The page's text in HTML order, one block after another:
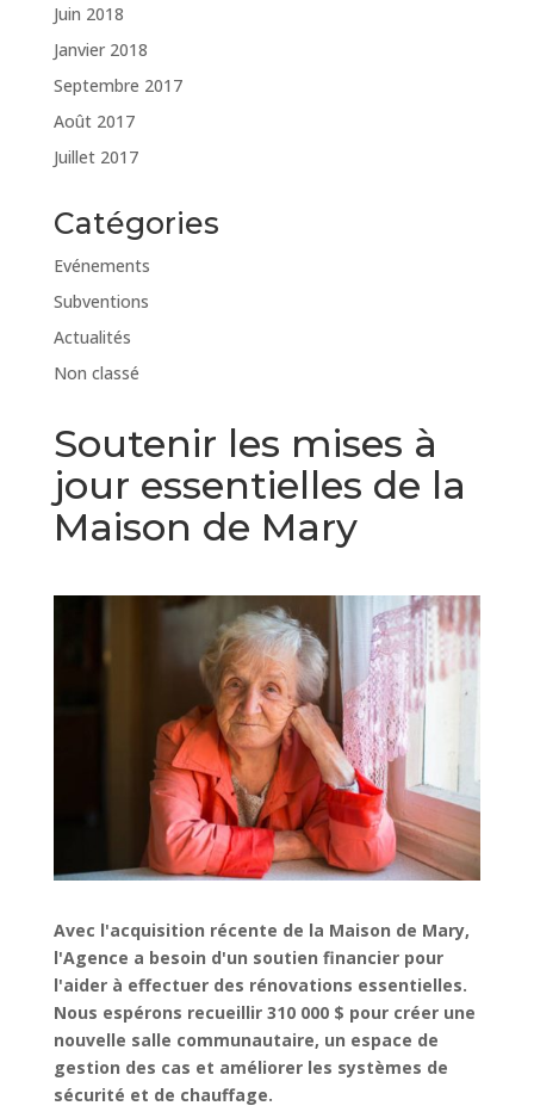
Juin 2018
Janvier 2018
Septembre 2017
Août 2017
Juillet 2017
Catégories
Evénements
Subventions
Actualités
Non classé
Soutenir les mises à
jour essentielles de la
Maison de Mary
Avec l'acquisition récente de la Maison de Mary,
l'Agence a besoin d'un soutien financier pour
l'aider à effectuer des rénovations essentielles.
Nous espérons recueillir 310 000 $ pour créer une
nouvelle salle communautaire, un espace de
gestion des cas et améliorer les systèmes de
sécurité et de chauffage.